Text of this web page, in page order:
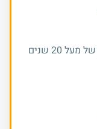
אני בוגר דוקטורט מהטכניון עם ניסיון של מעל 20 שנים